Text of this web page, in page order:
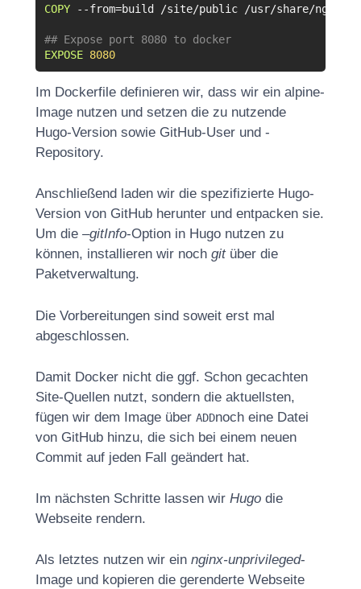
COPY --from=build /site/public /usr/share/nginx/
## Expose port 8080 to docker
EXPOSE 8080
Im Dockerfile definieren wir, dass wir ein alpine-
Image nutzen und setzen die zu nutzende
Hugo-Version sowie GitHub-User und -
Repository.
Anschließend laden wir die spezifizierte Hugo-
Version von GitHub herunter und entpacken sie.
Um die –gitInfo-Option in Hugo nutzen zu
können, installieren wir noch gitüber die
Paketverwaltung.
Die Vorbereitungen sind soweit erst mal
abgeschlossen.
Damit Docker nicht die ggf. Schon gecachten
Site-Quellen nutzt, sondern die aktuellsten,
fügen wir dem Image über ADDnoch eine Datei
von GitHub hinzu, die sich bei einem neuen
Commit auf jeden Fall geändert hat.
Im nächsten Schritte lassen wir Hugo die
Webseite rendern.
Als letztes nutzen wir ein nginx-unprivileged-
Image und kopieren die gerenderte Webseite